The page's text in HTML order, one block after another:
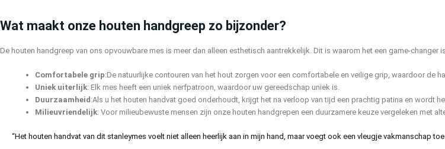
Wat maakt onze houten handgreep zo bijzonder?
De houten handgreep van ons opvouwbare mes is meer dan alleen esthetisch aantrekkelijk. Dit is waarom het een game-changer
Comfortabele grip:De natuurlijke contouren van het hout zorgen voor een comfortabele en veilige grip, waardoor de
Uniek uiterlijk: Elk mes heeft een uniek nerfpatroon, waardoor uw gereedschap uniek is.
Duurzaamheid :Als u het houten handvat goed onderhoudt, krijgt het na verloop van tijd een prachtig patina en wordt
Milieuvriendelijk: Voor milieubewuste mensen zijn onze houten handgrepen een duurzamere keuze vergeleken met
“Het houten handvat van dit stanleymes voelt niet alleen heerlijk aan in mijn hand, maar voegt ook een vleugje vakmanschap